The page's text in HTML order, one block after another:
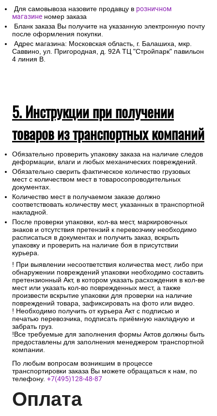
Для самовывоза назовите продавцу в розничном
магазине номер заказа
Бланк заказа Вы получите на указанную электронную почту
после оформления покупки.
Адрес магазина: Московская область, г. Балашиха, мкр.
Саввино, ул. Пригородная, д. 92А ТЦ "Стройпарк" павильон
4 линия В.
5. Инструкции при получении
товаров из транспортных компаний
Обязательно проверить упаковку заказа на наличие следов
деформации, влаги и любых механических повреждений.
Обязательно сверить фактическое количество грузовых
мест с количеством мест в товаросопроводительных
документах.
Количество мест в получаемом заказе должно
соответствовать количеству мест, указанных в транспортной
накладной.
После проверки упаковки, кол-ва мест, маркировочных
знаков и отсутствия претензий к перевозчику необходимо
расписаться в документах и получить заказ, вскрыть
упаковку и проверить на наличие боя в присутствии
курьера.
! При выявлении несоответствия количества мест, либо при
обнаружении повреждений упаковки необходимо составить
претензионный Акт, в котором указать расхождения в кол-ве
мест или указать кол-во поврежденных мест, а также
произвести вскрытие упаковки для проверки на наличие
повреждений товара, зафиксировать на фото или видео.
! Необходимо получить от курьера Акт с подписью и
печатью перевозчика, подписать приёмную накладную и
забрать груз.
!Все требуемые для заполнения формы Актов должны быть
предоставлены для заполнения менеджером транспортной
компании.
По любым вопросам возникшим в процессе
транспортировки заказа Вы можете обращаться к нам, по
телефону. +7(495)128-48-87
Оплата